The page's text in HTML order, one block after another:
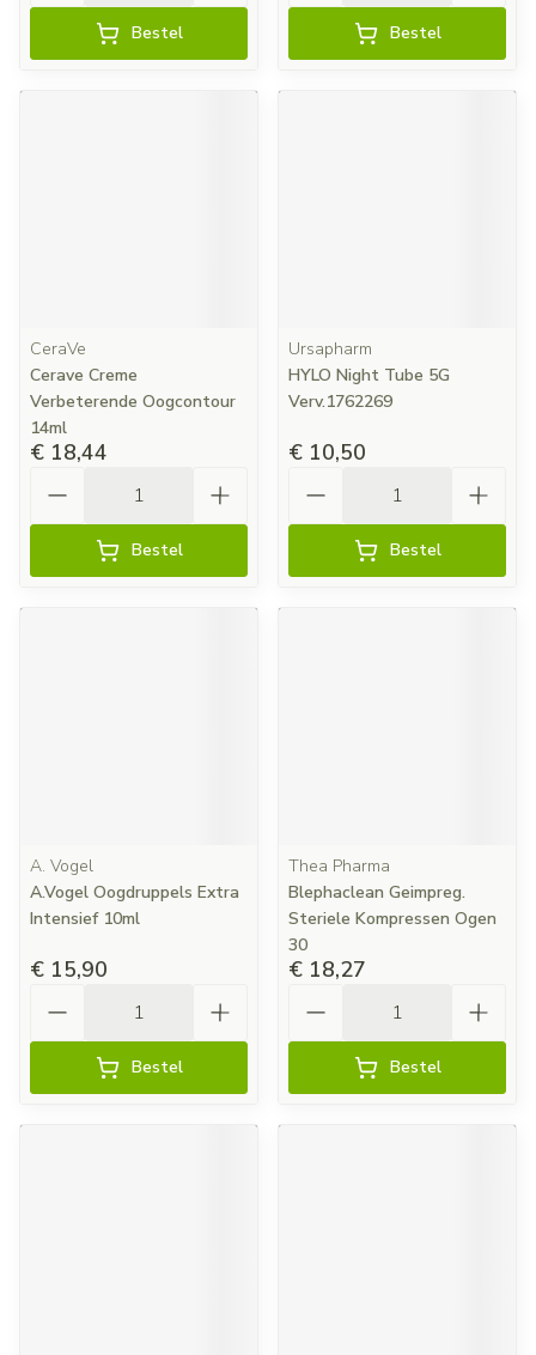
Bestel Bestel
CeraVe
Cerave Creme
Verbeterende Oogcontour
14ml
€ 18,44
Bestel
Ursapharm
HYLO Night Tube 5G
Verv.1762269
€ 10,50
Bestel
A. Vogel
A.Vogel Oogdruppels Extra
Intensief 10ml
€ 15,90
Bestel
Thea Pharma
Blephaclean Geimpreg.
Steriele Kompressen Ogen
30
€ 18,27
Bestel